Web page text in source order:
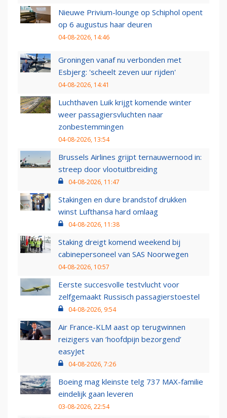
Nieuwe Privium-lounge op Schiphol opent
op 6 augustus haar deuren
04-08-2026, 14:46
Groningen vanaf nu verbonden met
Esbjerg: 'scheelt zeven uur rijden'
04-08-2026, 14:41
Luchthaven Luik krijgt komende winter
weer passagiersvluchten naar
zonbestemmingen
04-08-2026, 13:54
Brussels Airlines grijpt ternauwernood in:
streep door vlootuitbreiding
04-08-2026, 11:47
Stakingen en dure brandstof drukken
winst Lufthansa hard omlaag
04-08-2026, 11:38
Staking dreigt komend weekend bij
cabinepersoneel van SAS Noorwegen
04-08-2026, 10:57
Eerste succesvolle testvlucht voor
zelfgemaakt Russisch passagierstoestel
04-08-2026, 9:54
Air France-KLM aast op terugwinnen
reizigers van ‘hoofdpijn bezorgend’
easyJet
04-08-2026, 7:26
Boeing mag kleinste telg 737 MAX-familie
eindelijk gaan leveren
03-08-2026, 22:54